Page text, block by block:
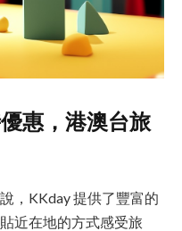
惠，港澳台旅
，KKday 提供了豐富的
近在地的方式感受旅